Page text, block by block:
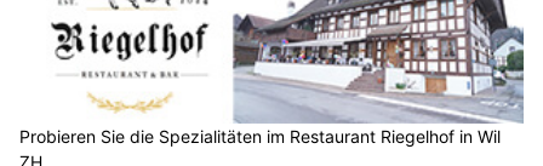
Probieren Sie die Spezialitäten im Restaurant Riegelhof in Wil
ZH